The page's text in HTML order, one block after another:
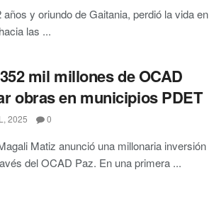
y oriundo de Gaitania, perdió la vida en
las ...
mil millones de OCAD
obras en municipios PDET
2025 0
Matiz anunció una millonaria inversión
del OCAD Paz. En una primera ...